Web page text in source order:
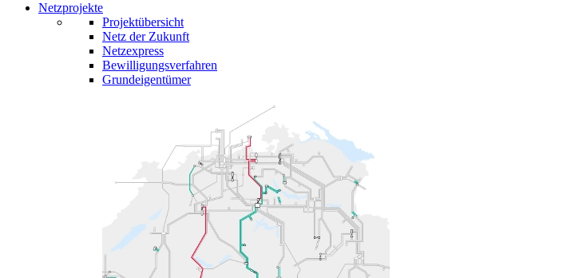
Netzprojekte
Projektübersicht
Netz der Zukunft
Netzexpress
Bewilligungsverfahren
Grundeigentümer